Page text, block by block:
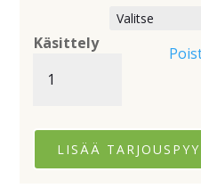
Käsittely
määrä
LISÄÄ